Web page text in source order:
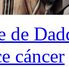
de
cáncer